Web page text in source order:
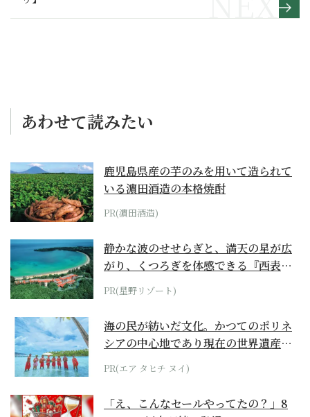
あわせて読みたい
鹿児島県産の芋のみを用いて造られて
いる濵田酒造の本格焼酎
PR(濵田酒造)
静かな波のせせらぎと、満天の星が広
がり、くつろぎを体感できる『西表島
ホテル by...
PR(星野リゾート)
海の民が紡いだ文化。かつてのポリネ
シアの中心地であり現在の世界遺産か
らみえてくる...
PR(エア タヒチ ヌイ)
「え、こんなセールやってたの？」8